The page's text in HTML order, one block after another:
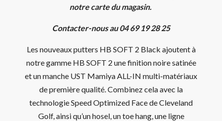
notre carte du magasin.
Contacter-nous au 04 69 19 28 25
Les nouveaux putters HB SOFT 2 Black ajoutent à
notre gamme HB SOFT 2 une finition noire satinée
et un manche UST Mamiya ALL-IN multi-matériaux
de première qualité. Combinez cela avec la
technologie Speed Optimized Face de Cleveland
Golf, ainsi qu’un hosel, un toe hang, une ligne